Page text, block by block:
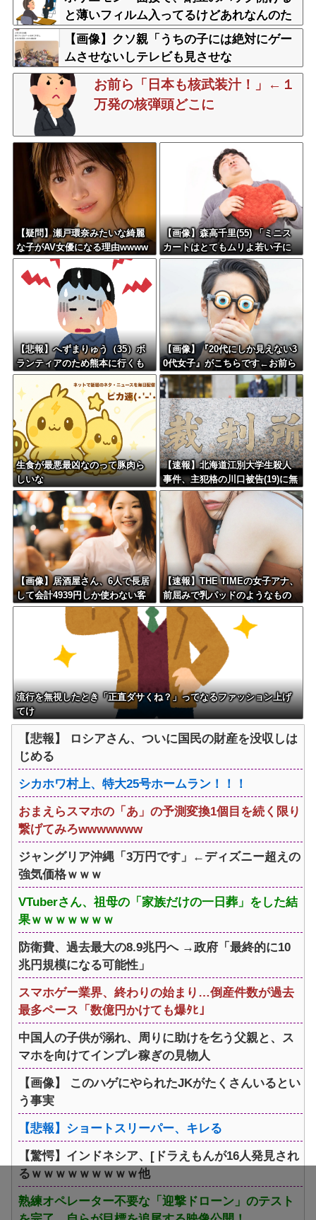
と薄いフィルム入ってるけどあれなんのた
めか教えてって聞くわけ」
【画像】クソ親「うちの子には絶対にゲー
ムさせないしテレビも見させな
い！！！！！」
お前ら「日本も核武装汁！」←１
万発の核弾頭どこに
【疑問】瀬戸環奈みたいな綺麗
な子がAV女優になる理由wwww
www
【画像】森高千里(55) 「ミニス
カートはとてもムリよ若い子に
は負けるわ」←ワイらにはブッ
刺さりまくってしまうw w w w
【悲報】へずまりゅう（35）ボ
ランティアのため熊本に行くも
体調不良で病院に行く
【画像】『20代にしか見えない3
0代女子』がこちらです←お前ら
から見てどう？？？？？？？
生食が最悪最凶なのって豚肉ら
しいな
【速報】北海道江別大学生殺人
事件、主犯格の川口被告(19)に無
期懲役の判決←これ、妥当だと
思う？？？？？？
【画像】居酒屋さん、6人で長居
して会計4939円しか使わない客
にお気持ち表明してしまう←コ
レどっちが悪いん
や？？？？？？
【速報】THE TIMEの女子アナ、
前屈みで乳パッドのようなもの
が見えてしまう
流行を無視したとき「正直ダサくね？」ってなるファッション上げ
てけ
【悲報】 ロシアさん、ついに国民の財産を没収しは
じめる
シカホワ村上、特大25号ホームラン！！！
おまえらスマホの「あ」の予測変換1個目を続く限り
繋げてみろwwwwwww
ジャングリア沖縄「3万円です」←ディズニー超えの
強気価格ｗｗｗ
VTuberさん、祖母の「家族だけの一日葬」をした結
果ｗｗｗｗｗｗｗ
防衛費、過去最大の8.9兆円へ →政府「最終的に10
兆円規模になる可能性」
スマホゲー業界、終わりの始まり…倒産件数が過去
最多ペース「数億円かけても爆ﾀﾋ」
中国人の子供が溺れ、周りに助けを乞う父親と、ス
マホを向けてインプレ稼ぎの見物人
【画像】 このハゲにやられたJKがたくさんいるとい
う事実
【悲報】ショートスリーパー、キレる
【驚愕】インドネシア、[ドラえもんが16人発見され
るｗｗｗｗｗｗｗｗｗ他
熟練オペレーター不要な「迎撃ドローン」のテスト